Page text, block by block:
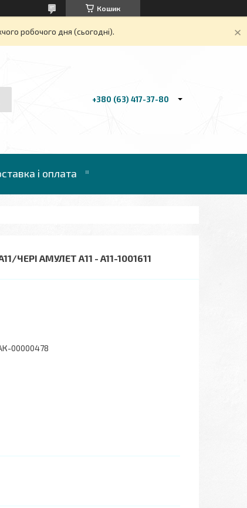
Кошик
робочого дня (сьогодні).
+380 (63) 417-37-80
і оплата
ЧЕРІ АМУЛЕТ А11 - A11-1001611
00000478